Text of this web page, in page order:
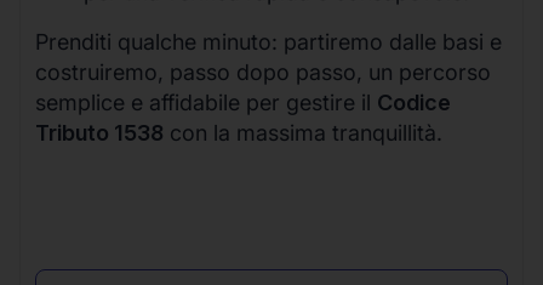
Prenditi qualche minuto: partiremo dalle basi e
costruiremo, passo dopo passo, un percorso
semplice e affidabile per gestire il Codice
Tributo 1538 con la massima tranquillità.